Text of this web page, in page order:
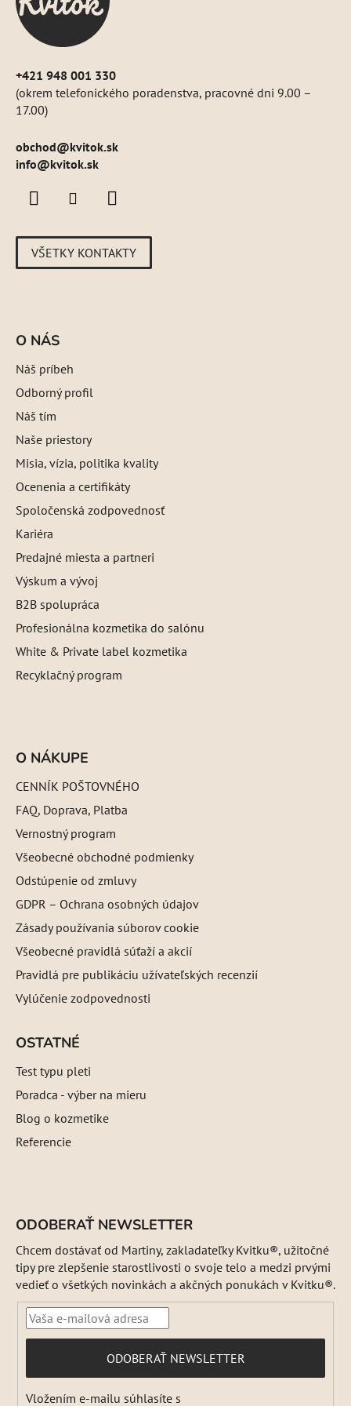
+421 948 001 330
(okrem telefonického poradenstva, pracovné dni 9.00 –
17.00)
obchod@kvitok.sk
info@kvitok.sk
VŠETKY KONTAKTY
O NÁS
Náš príbeh
Odborný profil
Náš tím
Naše priestory
Misia, vízia, politika kvality
Ocenenia a certifikáty
Spoločenská zodpovednosť
Kariéra
Predajné miesta a partneri
Výskum a vývoj
B2B spolupráca
Profesionálna kozmetika do salónu
White & Private label kozmetika
Recyklačný program
O NÁKUPE
CENNÍK POŠTOVNÉHO
FAQ, Doprava, Platba
Vernostný program
Všeobecné obchodné podmienky
Odstúpenie od zmluvy
GDPR – Ochrana osobných údajov
Zásady používania súborov cookie
Všeobecné pravidlá súťaží a akcií
Pravidlá pre publikáciu užívateľských recenzií
Vylúčenie zodpovednosti
OSTATNÉ
Test typu pleti
Poradca - výber na mieru
Blog o kozmetike
Referencie
ODOBERAŤ NEWSLETTER
Chcem dostávať od Martiny, zakladateľky Kvitku®, užitočné
tipy pre zlepšenie starostlivosti o svoje telo a medzi prvými
vedieť o všetkých novinkách a akčných ponukách v Kvitku®.
PRIHLÁSIŤ
SA
ODOBERAŤ NEWSLETTER
Vložením e-mailu súhlasíte s